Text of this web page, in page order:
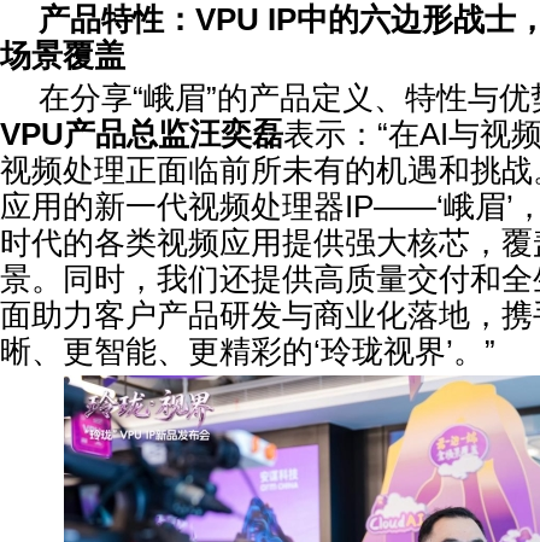
产品特性： VPU IP中的六边形战士
场景覆盖
在分享“峨眉”的产品定义、特性与
VPU产品总监汪奕磊表示：“在AI与视
视频处理正面临前所未有的机遇和挑
应用的新一代视频处理器IP——‘峨眉’
时代的各类视频应用提供强大核芯，
景。同时，我们还提供高质量交付和
面助力客户产品研发与商业化落地，
晰、更智能、更精彩的‘玲珑视界’。”